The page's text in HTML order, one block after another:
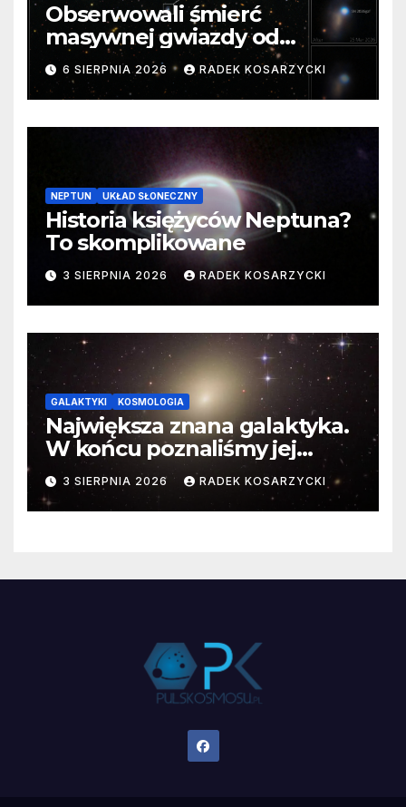
Obserwowali śmierć
masywnej gwiazdy od
samego początku. Niezwykle
cenne dane
6 SIERPNIA 2026 RADEK KOSARZYCKI
NEPTUN UKŁAD SŁONECZNY
Historia księżyców Neptuna?
To skomplikowane
3 SIERPNIA 2026 RADEK KOSARZYCKI
GALAKTYKI KOSMOLOGIA
Największa znana galaktyka.
W końcu poznaliśmy jej
faktyczne wymiary
3 SIERPNIA 2026 RADEK KOSARZYCKI